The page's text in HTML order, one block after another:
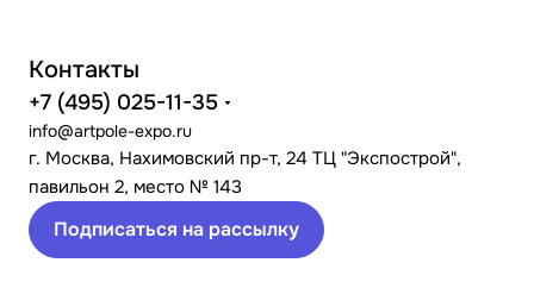
Контакты
+7 (495) 025-11-35
info@artpole-expo.ru
г. Москва, Нахимовский пр-т, 24 ТЦ "Экспострой",
павильон 2, место № 143
Подписаться на рассылку